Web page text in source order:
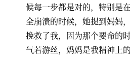
候每一步都是对的，特别是
全崩溃的时候，她提到妈妈
挽救了我，因为那个要命的
气若游丝，妈妈是我精神上